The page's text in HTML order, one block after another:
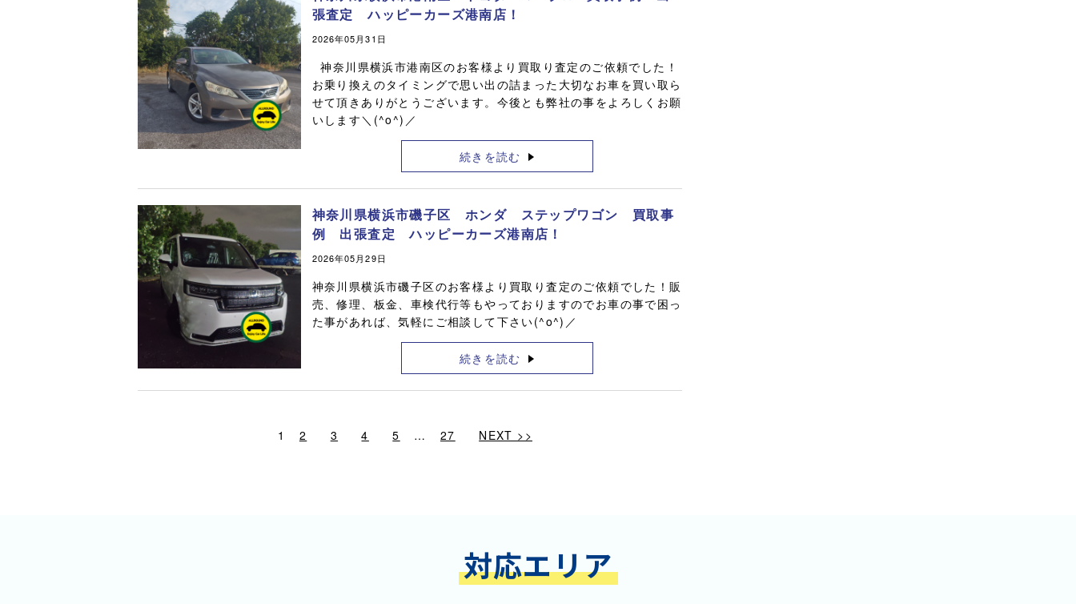
張査定 ハッピーカーズ港南店！
2026年05月31日
神奈川県横浜市港南区のお客様より買取り査定のご依頼でした！
お乗り換えのタイミングで思い出の詰まった大切なお車を買い取ら
せて頂きありがとうございます。今後とも弊社の事をよろしくお願
いします＼(^o^)／
続きを読む
神奈川県横浜市磯子区 ホンダ ステップワゴン 買取事
例 出張査定 ハッピーカーズ港南店！
2026年05月29日
神奈川県横浜市磯子区のお客様より買取り査定のご依頼でした！販
売、修理、板金、車検代行等もやっておりますのでお車の事で困っ
た事があれば、気軽にご相談して下さい(^o^)／
続きを読む
1 2 3 4 5 … 27 NEXT >>
対応エリア